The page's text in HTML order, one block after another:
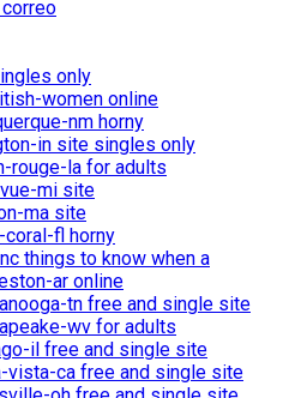
only
women online
nm horny
in site singles only
rouge-la for adults
mi site
ma site
coral-fl horny
things to know when a
ar online
tn free and single site
wv for adults
il free and single site
vista-ca free and single site